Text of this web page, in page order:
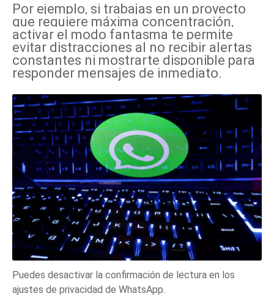
Por ejemplo, si trabajas en un proyecto
que requiere máxima concentración,
activar el modo fantasma te permite
evitar distracciones al no recibir alertas
constantes ni mostrarte disponible para
responder mensajes de inmediato.
Puedes desactivar la confirmación de lectura en los
ajustes de privacidad de WhatsApp.